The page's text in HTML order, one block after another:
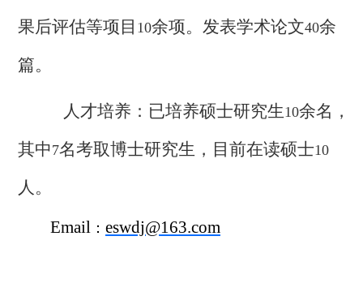
果后评估等项目 10余项。发表学术论文40余
篇。
人才培养：已培养硕士研究生10余名，
其中7名考取博士研究生，目前在读硕士10
人。
Email ： eswdj@163.com